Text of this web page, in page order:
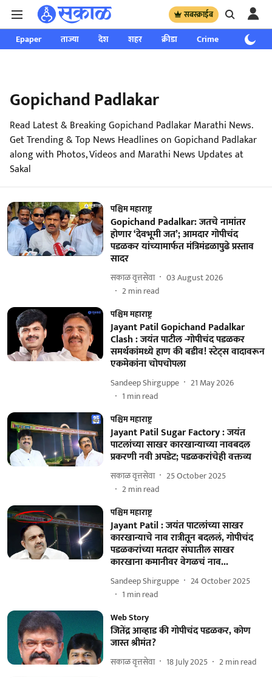
सबस्क्राईब
Epaper ताज्या देश शहर क्रीडा Crime साप्ताहिक
Gopichand Padlakar
Read Latest & Breaking Gopichand Padlakar Marathi News.
Get Trending & Top News Headlines on Gopichand Padlakar
along with Photos, Videos and Marathi News Updates at
Sakal
पश्चिम महाराष्ट्र
Gopichand Padalkar: जतचे नामांतर
होणार ‘देवभूमी जत’; आमदार गोपीचंद
पडळकर यांच्‍यामार्फत मंत्रिमंडळापुढे प्रस्ताव
सादर
सकाळ वृत्तसेवा
03 August 2026
2min read
पश्चिम महाराष्ट्र
Jayant Patil Gopichand Padalkar
Clash : जयंत पाटील -गोपीचंद पडळकर
समर्थकांमध्ये हाण की बडीव! स्टेट्स वादावरून
एकमेकांना चोपचोपला
Sandeep Shirguppe
21 May 2026
1 min read
पश्चिम महाराष्ट्र
Jayant Patil Sugar Factory : जयंत
पाटलांच्या साखर कारखान्याच्या नावबदल
प्रकरणी नवी अपडेट; पडळकरांचेही वक्तव्य
सकाळ वृत्तसेवा
25 October 2025
2min read
पश्चिम महाराष्ट्र
Jayant Patil : जयंत पाटलांच्या साखर
कारखान्याचे नाव रात्रीतून बदललं, गोपीचंद
पडळकरांच्या मतदार संघातील साखर
कारखाना कमानीवर वेगळचं नाव...
Sandeep Shirguppe
24 October 2025
1 min read
Web Story
जितेंद्र आव्हाड की गोपीचंद पडळकर, कोण
जास्त श्रीमंत?
सकाळ वृत्तसेवा 18 July 2025 2min read